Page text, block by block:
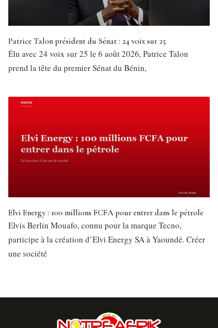
Patrice Talon président du Sénat : 24 voix sur 25
Élu avec 24 voix sur 25 le 6 août 2026, Patrice Talon
prend la tête du premier Sénat du Bénin,
Elvi Energy : 100 millions FCFA pour entrer dans le pétrole
Elvis Berlin Mouafo, connu pour la marque Tecno,
participe à la création d’Elvi Energy SA à Yaoundé. Créer
une société